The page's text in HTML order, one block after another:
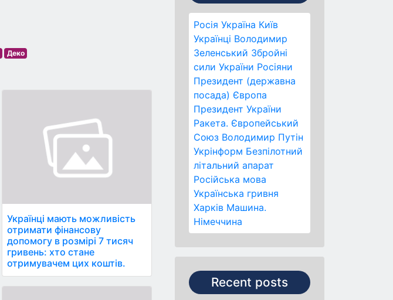
Росія Україна Київ
Українці Володимир
Зеленський Збройні
сили України Росіяни
Президент (державна
посада) Європа
Президент України
Ракета. Європейський
Союз Володимир Путін
Укрінформ Безпілотний
літальний апарат
Російська мова
Українська гривня
Харків Машина.
Німеччина
Recent posts
Деко
Українці мають можливість
отримати фінансову
допомогу в розмірі 7 тисяч
гривень: хто стане
отримувачем цих коштів.